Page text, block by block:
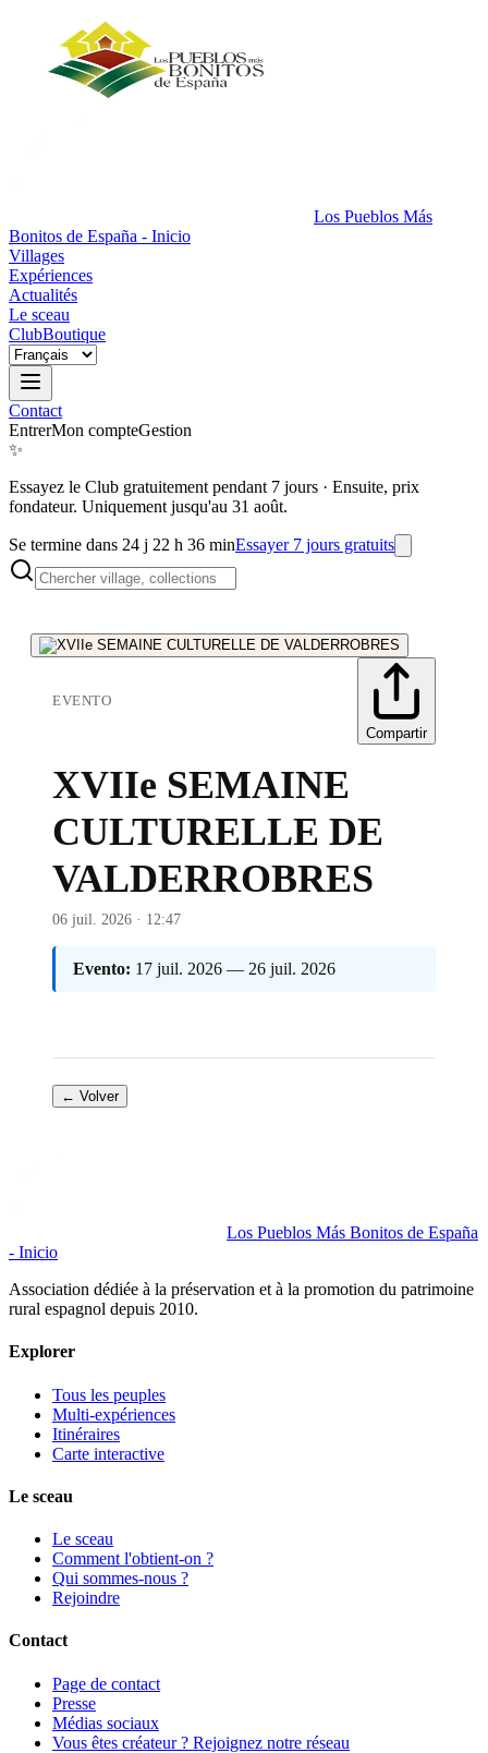
Los Pueblos Más
Bonitos de España - Inicio
Villages
Expériences
Actualités
Le sceau
ClubBoutique
Contact
EntrerMon compteGestion
✨
Essayez le Club gratuitement pendant 7 jours · Ensuite, prix
fondateur. Uniquement jusqu'au 31 août.
Se termine dans 24 j 22 h 36 minEssayer 7 jours gratuits
EVENTO
Compartir
XVIIe SEMAINE
CULTURELLE DE
VALDERROBRES
06 juil. 2026 · 12:47
Evento: 17 juil. 2026 — 26 juil. 2026
← Volver
Los Pueblos Más Bonitos de España
- Inicio
Association dédiée à la préservation et à la promotion du patrimoine
rural espagnol depuis 2010.
Explorer
Tous les peuples
Multi-expériences
Itinéraires
Carte interactive
Le sceau
Le sceau
Comment l'obtient-on ?
Qui sommes-nous ?
Rejoindre
Contact
Page de contact
Presse
Médias sociaux
Vous êtes créateur ? Rejoignez notre réseau